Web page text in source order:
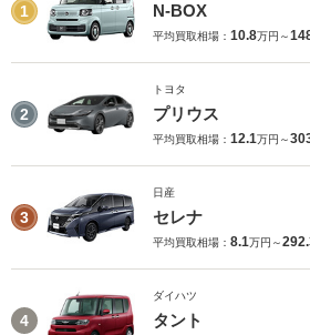
1 N-BOX
平均買取相場： 10.8万円～
2
トヨタ
プリウス
平均買取相場： 12.1万円～
3
日産
セレナ
平均買取相場： 8.1万円～
4
ダイハツ
タント